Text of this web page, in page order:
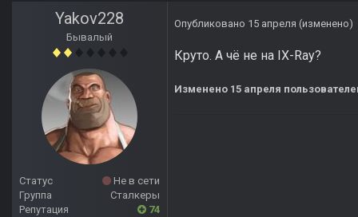
Yakov228
Бывалый
Статус
Не в сети
Группа
Сталкеры
Репутация
74
Опубликовано 15 апреля (изменено)
Круто. А чё не на IX-Ray?
Изменено 15 апреля